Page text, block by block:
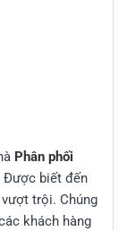
Phân phối
Được biết đến
trội. Chúng
khách hàng